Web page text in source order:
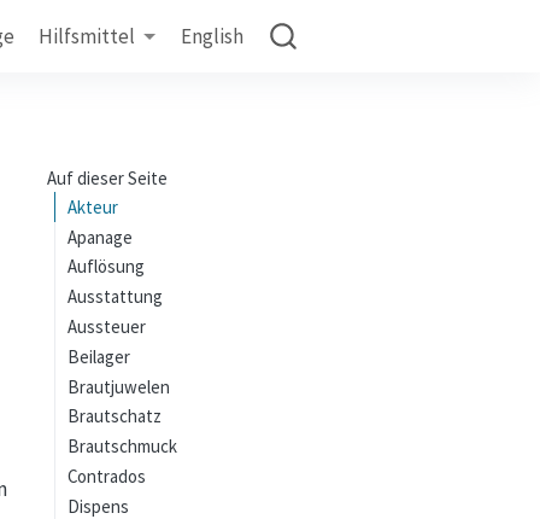
Hilfsmittel English
Auf dieser Seite
Akteur
Apanage
Auflösung
Ausstattung
Aussteuer
Beilager
Brautjuwelen
Brautschatz
Brautschmuck
Contrados
Dispens